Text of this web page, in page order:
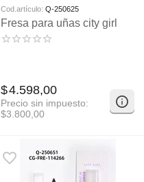
Cod.artículo: Q-250625
Fresa para uñas city girl
$4.598,00
Precio sin impuesto:
$3.800,00